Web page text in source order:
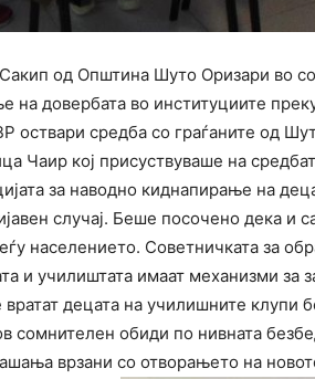
од Општина Шуто Оризари во
на довербата во институциите
оствари средба со граѓаните од
Чаир кој присуствуваше на
за наводно киднапирање на
случај. Беше посочено дека и
населението. Советничката за
и училиштата имаат механизми за
децата на училишните клупи
сомнителен обиди по нивната
врзани со отворањето на